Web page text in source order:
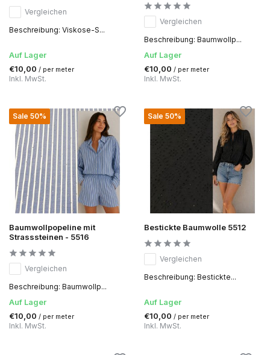
Vergleichen
Beschreibung: Viskose-S...
Auf Lager
€10,00 / per meter
Inkl. MwSt.
Vergleichen
Beschreibung: Baumwollp...
Auf Lager
€10,00 / per meter
Inkl. MwSt.
Sale 50%
Baumwollpopeline mit
Strasssteinen - 5516
Vergleichen
Beschreibung: Baumwollp...
Auf Lager
€10,00 / per meter
Inkl. MwSt.
Sale 50%
Bestickte Baumwolle 5512
Vergleichen
Beschreibung: Bestickte...
Auf Lager
€10,00 / per meter
Inkl. MwSt.